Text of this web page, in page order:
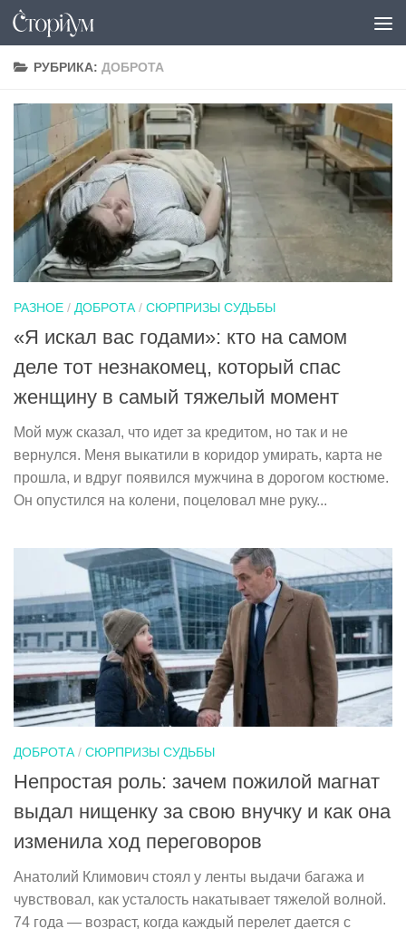
Под записью
РУБРИКА: ДОБРОТА
РАЗНОЕ / ДОБРОТА / СЮРПРИЗЫ СУДЬБЫ
«Я искал вас годами»: кто на самом
деле тот незнакомец, который спас
женщину в самый тяжелый момент
Мой муж сказал, что идет за кредитом, но так и не
вернулся. Меня выкатили в коридор умирать, карта не
прошла, и вдруг появился мужчина в дорогом костюме.
Он опустился на колени, поцеловал мне руку...
ДОБРОТА / СЮРПРИЗЫ СУДЬБЫ
Непростая роль: зачем пожилой магнат
выдал нищенку за свою внучку и как она
изменила ход переговоров
Анатолий Климович стоял у ленты выдачи багажа и
чувствовал, как усталость накатывает тяжелой волной.
74 года — возраст, когда каждый перелет дается с